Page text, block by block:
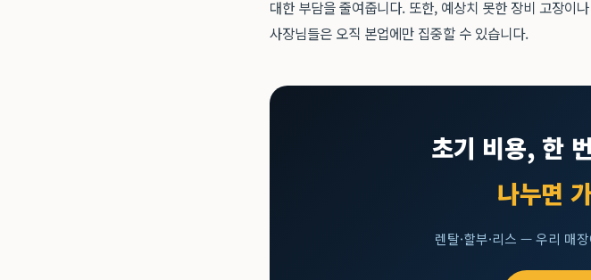
대한 부담을 줄여줍니다. 또한, 예상치 못한 장비 고장이
사장님들은 오직 본업에만 집중할 수 있습니다.
초기 비용, 한
나누면
렌탈·할부·리스 — 우리 매